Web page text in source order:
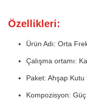
Özellikleri:
Ürün Adı: Orta
Çalışma ortamı:
Paket: Ahşap Kutu
Kompozisyon: Güç